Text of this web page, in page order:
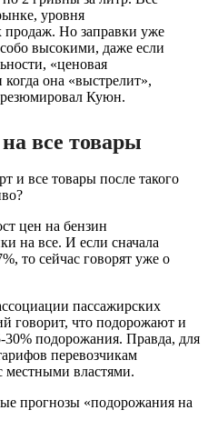
уровня
продаж. Но заправки уже
высокими, даже если
«ценовая
она «выстрелит»,
резюмировал Куюн.
все товары
и все товары после такого
цен на бензин
на все. И если сначала
то сейчас говорят уже о
пассажирских
говорит, что подорожают и
подорожания. Правда, для
перевозчикам
местными властями.
прогнозы «подорожания на